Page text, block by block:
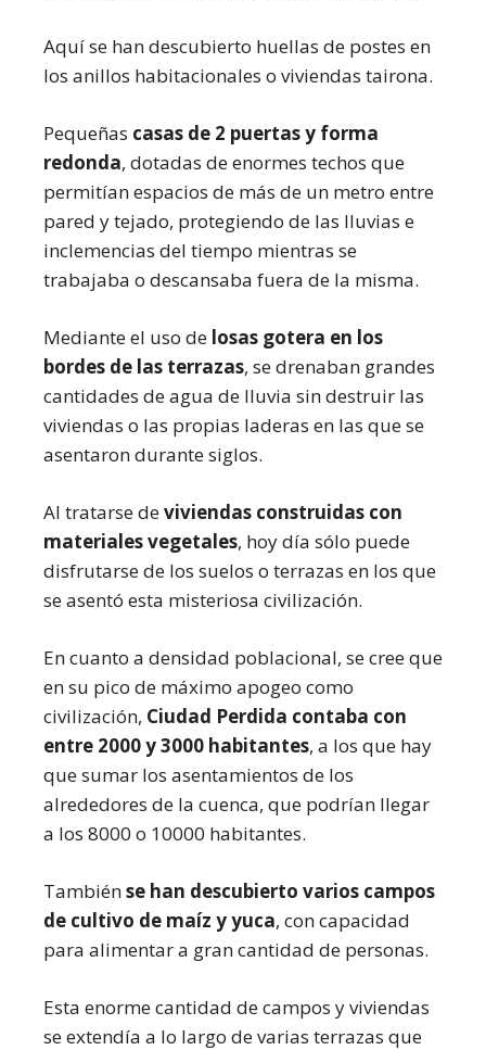
Aquí se han descubierto huellas de postes en
los anillos habitacionales o viviendas tairona.
Pequeñas casas de 2 puertas y forma
redonda, dotadas de enormes techos que
permitían espacios de más de un metro entre
pared y tejado, protegiendo de las lluvias e
inclemencias del tiempo mientras se
trabajaba o descansaba fuera de la misma.
Mediante el uso de losas gotera en los
bordes de las terrazas, se drenaban grandes
cantidades de agua de lluvia sin destruir las
viviendas o las propias laderas en las que se
asentaron durante siglos.
Al tratarse deviviendas construidas con
materiales vegetales, hoy día sólo puede
disfrutarse de los suelos o terrazas en los que
se asentó esta misteriosa civilización.
En cuanto a densidad poblacional, se cree que
en su pico de máximo apogeo como
civilización, Ciudad Perdida contaba con
entre 2000 y 3000 habitantes, a los que hay
que sumar los asentamientos de los
alrededores de la cuenca, que podrían llegar
a los 8000 o 10000 habitantes.
Tambiénse han descubierto varios campos
de cultivo de maíz y yuca, con capacidad
para alimentar a gran cantidad de personas.
Esta enorme cantidad de campos y viviendas
se extendía a lo largo de varias terrazas que